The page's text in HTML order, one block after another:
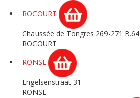
ROCOURT
Chaussée de Tongres 269-271 B.64
ROCOURT
RONSE
Engelsenstraat 31
RONSE